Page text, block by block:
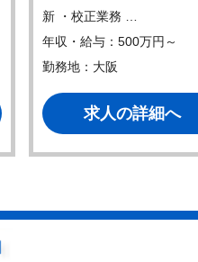
新 ・校正業務 …
年収・給与：500万円～
勤務地：大阪
求人の詳細へ